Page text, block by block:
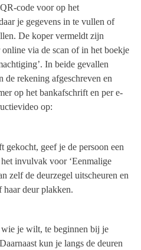
code voor op het
je gegevens in te vullen of
De koper vermeldt zijn
via de scan of in het boekje
In beide gevallen
de rekening afgeschreven en
op het bankafschrift en per e-
op:
gekocht, geef je de persoon een
invulvak voor ‘Eenmalige
zelf de deurzegel uitscheuren en
haar deur plakken.
wie je wilt, te beginnen bij je
kun je langs de deuren